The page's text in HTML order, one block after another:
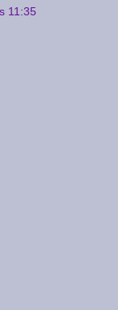
11:35